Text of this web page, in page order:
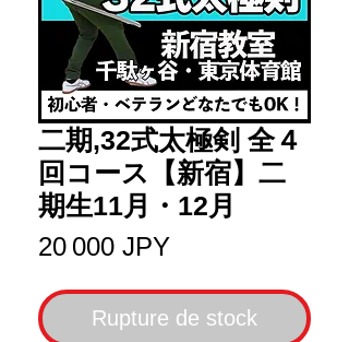
二期,32式太極剣 全４
回コース【新宿】二
期生11月・12月
20 000 JPYPrix
Rupture de stock